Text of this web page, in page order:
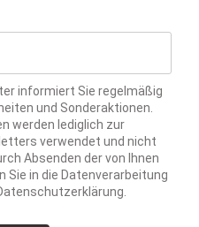
informiert Sie regelmäßig
und Sonderaktionen.
werden lediglich zur
verwendet und nicht
Absenden der von Ihnen
Sie in die Datenverarbeitung